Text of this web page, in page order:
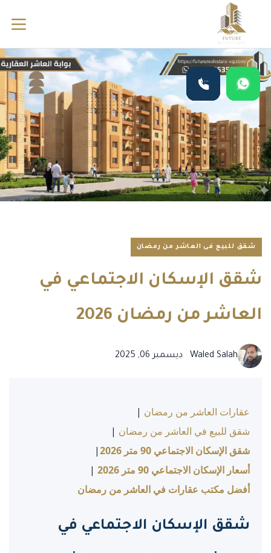
شقق للبيع فى العاشر من رمضان
شقق الإسكان الاجتماعي في
العاشر من رمضان 2026
Waled Salah ديسمبر 06, 2025
عقارات العاشر من رمضان |
شقق للبيع في العاشر من رمضان |
شقق الإسكان الاجتماعي 90 متر 2026
|
أسعار الإسكان الاجتماعي 90 متر 2026
|
أفضل مكتب عقارات في العاشر من رمضان
شقق الإسكان الاجتماعي في